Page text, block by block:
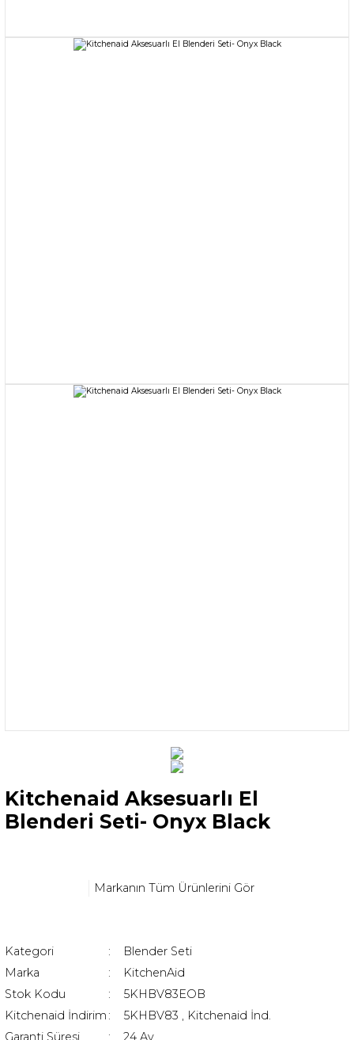
Kitchenaid Aksesuarlı El
Blenderi Seti- Onyx Black
Markanın Tüm Ürünlerini Gör
Kategori
Blender Seti
Marka
KitchenAid
Stok Kodu
5KHBV83EOB
Kitchenaid İndirim
5KHBV83 , Kitchenaid İnd.
Garanti Süresi
24 Ay